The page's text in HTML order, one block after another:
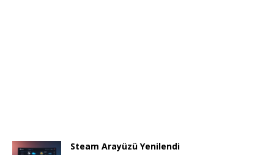
Steam Arayüzü Yenilendi